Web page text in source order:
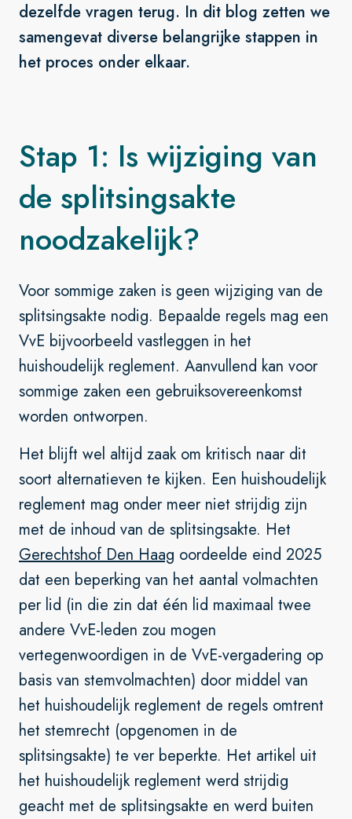
dezelfde vragen terug. In dit blog zetten we
samengevat diverse belangrijke stappen in
het proces onder elkaar.
Stap 1: Is wijziging van
de splitsingsakte
noodzakelijk?
Voor sommige zaken is geen wijziging van de
splitsingsakte nodig. Bepaalde regels mag een
VvE bijvoorbeeld vastleggen in het
huishoudelijk reglement. Aanvullend kan voor
sommige zaken een gebruiksovereenkomst
worden ontworpen.
Het blijft wel altijd zaak om kritisch naar dit
soort alternatieven te kijken. Een huishoudelijk
reglement mag onder meer niet strijdig zijn
met de inhoud van de splitsingsakte. Het
Gerechtshof Den Haag oordeelde eind 2025
dat een beperking van het aantal volmachten
per lid (in die zin dat één lid maximaal twee
andere VvE-leden zou mogen
vertegenwoordigen in de VvE-vergadering op
basis van stemvolmachten) door middel van
het huishoudelijk reglement de regels omtrent
het stemrecht (opgenomen in de
splitsingsakte) te ver beperkte. Het artikel uit
het huishoudelijk reglement werd strijdig
geacht met de splitsingsakte en werd buiten